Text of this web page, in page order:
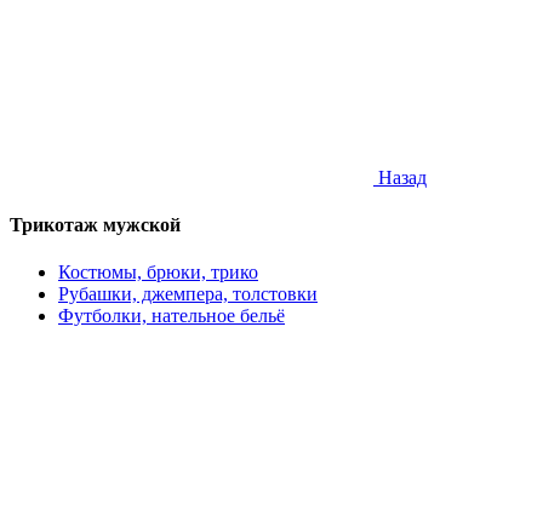
Назад
Трикотаж мужской
Костюмы, брюки, трико
Рубашки, джемпера, толстовки
Футболки, нательное бельё